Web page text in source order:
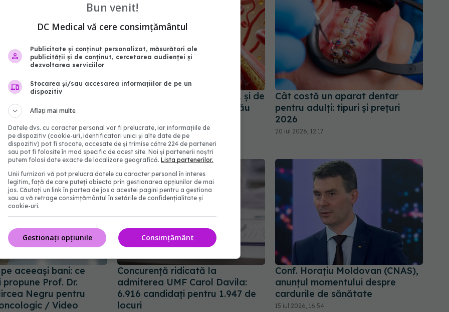
de țânțari care
în alertă. OMS
se răspândește
afecta creierul
Ce înseamnă colesterol LDL și de
ce este numit colesterolul rău
Cât costă un aparat dentar
pentru adulți: tipuri și prețuri
2026
20 iul 2026, 12:17
aceeași bani: ce
propune Prof. Dr.
Negru pentru
/ Video
Concurență ridicată la
admiterea UMF Carol Davila:
6.916 candidați pentru 1.947 de
locuri
Conf. Horațiu Moldovan (CNAS),
anunțul momentului despre
cardurile de sănătate
15 iul 2026, 16:54
Bun venit!
DC Medical vă cere consimțământul
Publicitate și conținut personalizat, măsurători ale
publicității și de conținut, cercetarea audienței și
dezvoltarea serviciilor
Stocarea și/sau accesarea informațiilor de pe un
dispozitiv
Aflați mai multe
Datele dvs. cu caracter personal vor fi prelucrate, iar informațiile de
pe dispozitiv (cookie-uri, identificatori unici și alte date de pe
dispozitiv) pot fi stocate, accesate de și trimise către 224 de parteneri
sau pot fi folosite în mod specific de acest site. Noi și partenerii noștri
putem folosi date exacte de localizare geografică. Lista partenerilor.
Unii furnizori vă pot prelucra datele cu caracter personal în interes
legitim, față de care puteți obiecta prin gestionarea opțiunilor de mai
jos. Căutați un link în partea de jos a acestei pagini pentru a gestiona
sau a vă retrage consimțământul în setările de confidențialitate și
cookie-uri.
Consimțământ
Gestionați opțiunile